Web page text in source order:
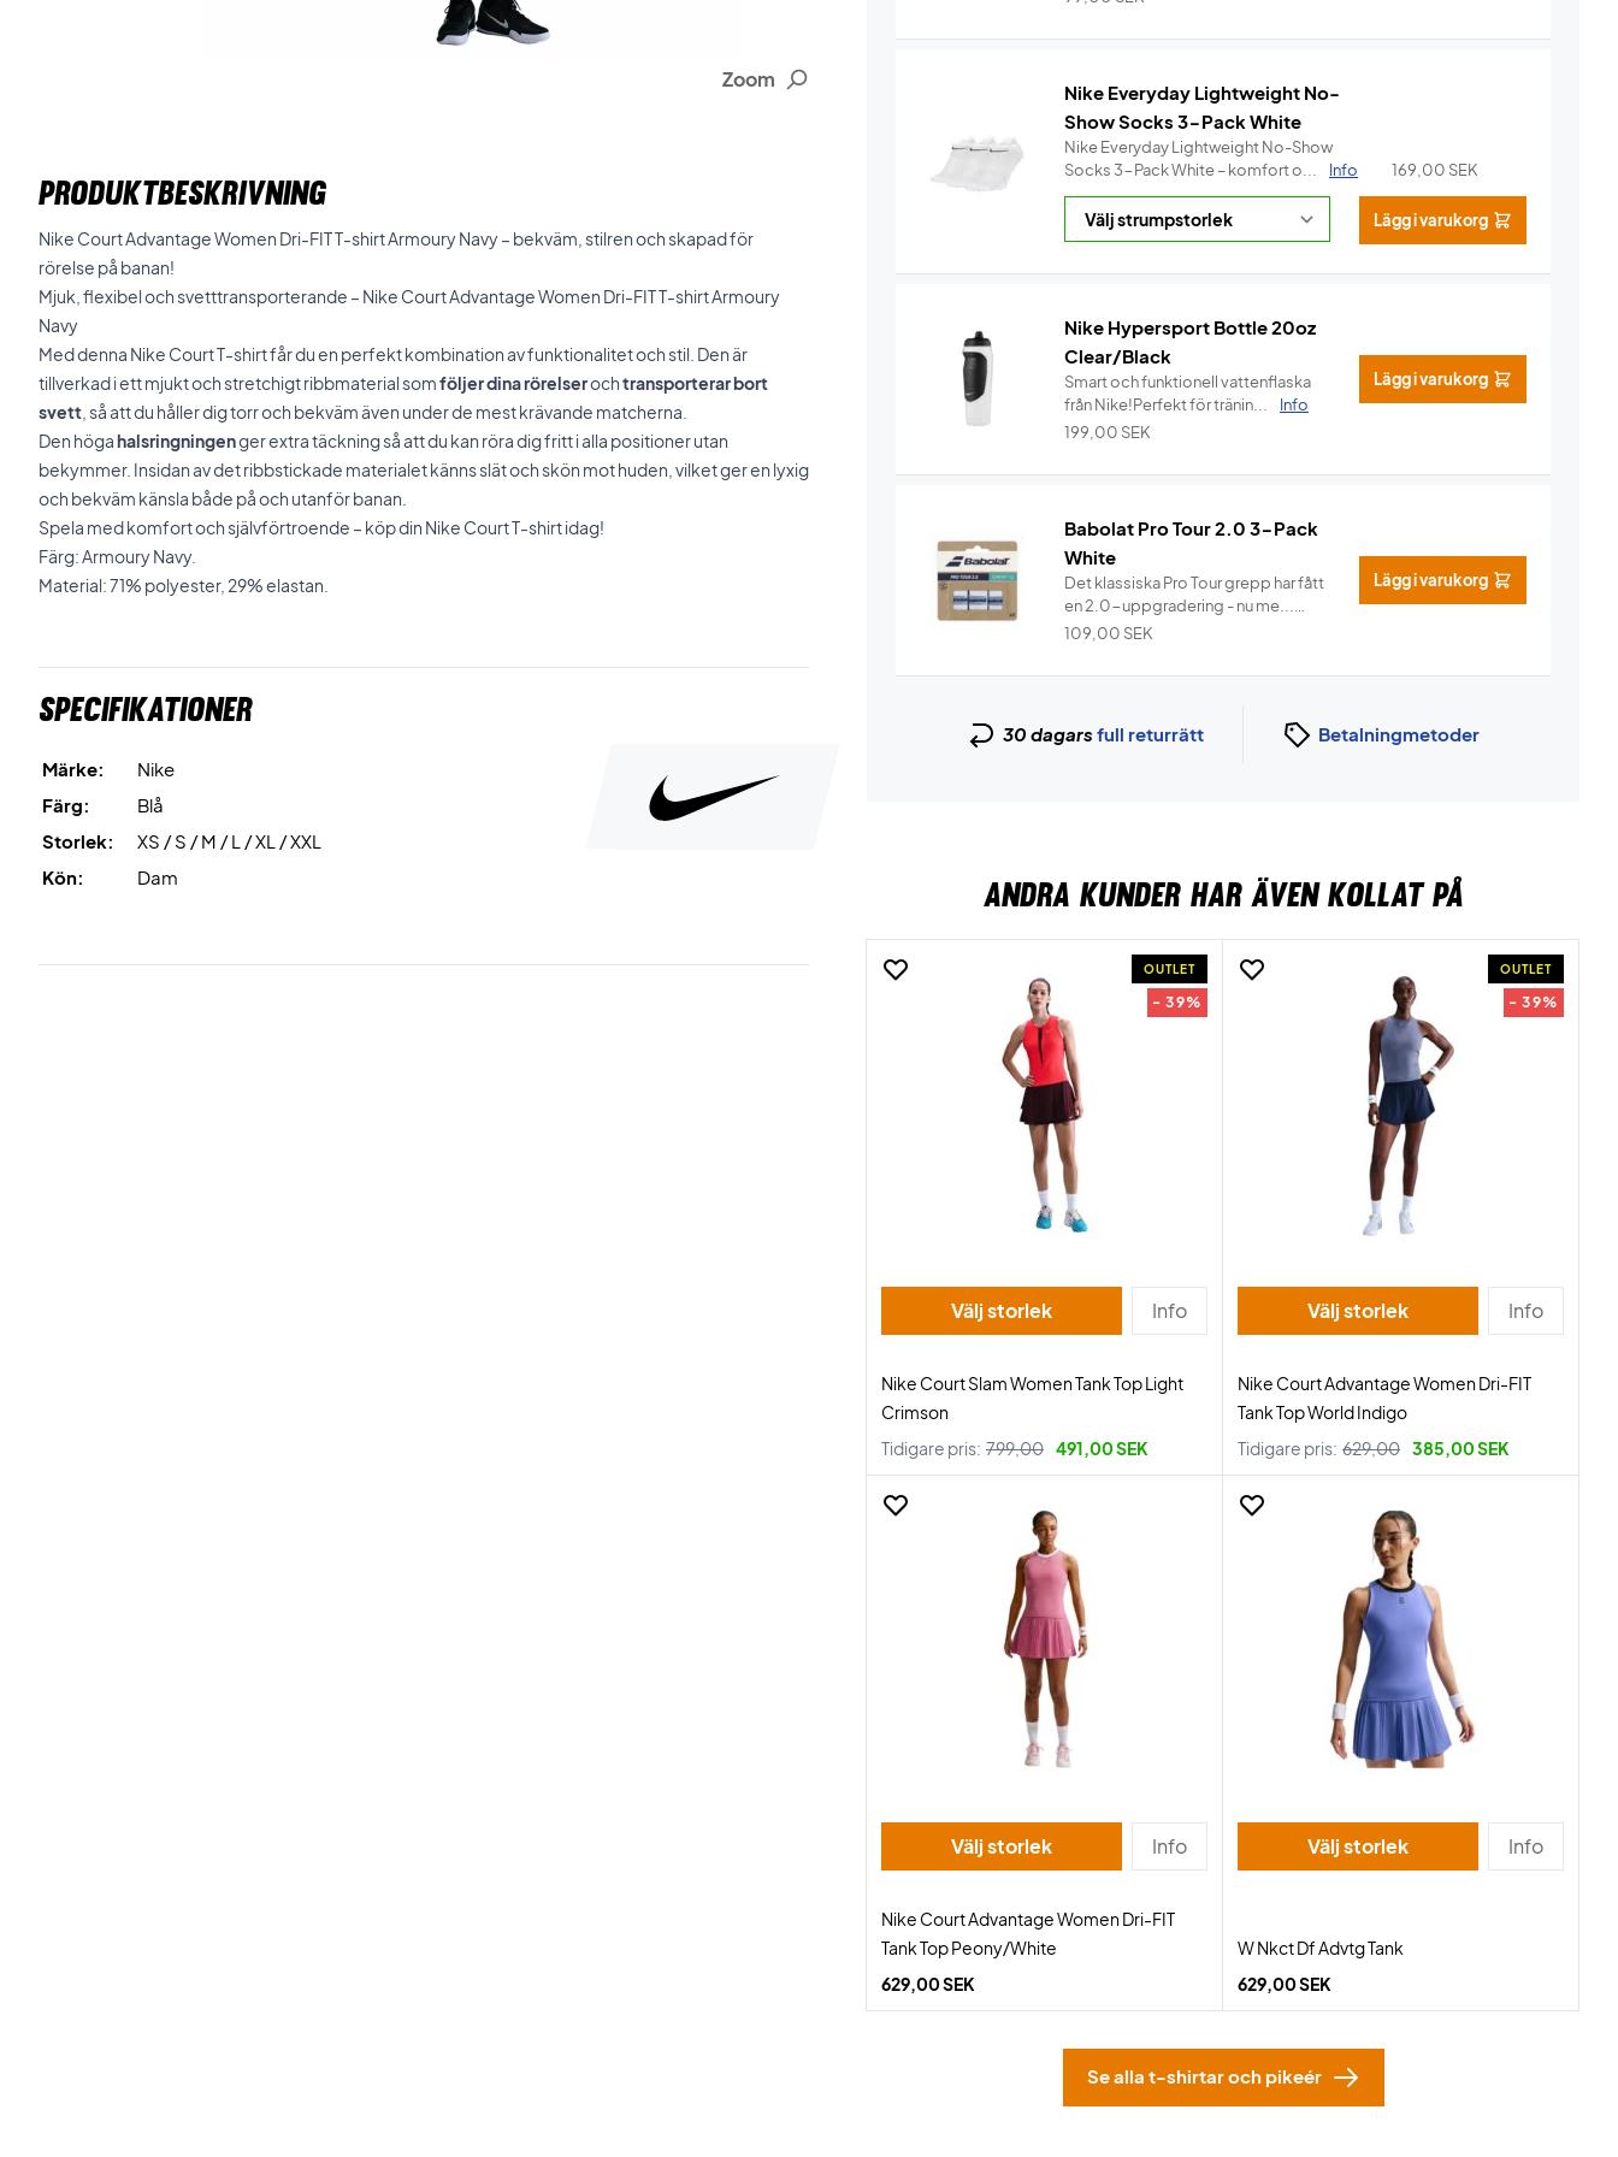
Zoom
PRODUKTBESKRIVNING
Nike Court Advantage Women Dri-FIT T-shirt Armoury Navy – bekväm, stilren och skapad för
rörelse på banan!
Mjuk, flexibel och svetttransporterande – Nike Court Advantage Women Dri-FIT T-shirt Armoury
Navy
Med denna Nike Court T-shirt får du en perfekt kombination av funktionalitet och stil. Den är
tillverkad i ett mjukt och stretchigt ribbmaterial somföljer dina rörelserochtransporterar bort
svett , så att du håller dig torr och bekväm även under de mest krävande matcherna.
Den högahalsringningenger extra täckning så att du kan röra dig fritt i alla positioner utan
bekymmer. Insidan av det ribbstickade materialet känns slät och skön mot huden, vilket ger en lyxig
och bekväm känsla både på och utanför banan.
Spela med komfort och självförtroende – köp din Nike Court T-shirt idag!
Färg: Armoury Navy.
Material: 71% polyester, 29% elastan.
Specifikationer
Märke:
Nike
Färg:
Blå
Storlek:
XS / S / M / L / XL / XXL
Kön:
Dam
Nike Everyday Lightweight No-
Show Socks 3-Pack White
Nike Everyday Lightweight No-Show
Socks 3-Pack White – komfort o...
Info 169,00 SEK
Lägg i varukorg
Nike Hypersport Bottle 20oz
Clear/Black
Smart och funktionell vattenflaska
från Nike!Perfekt för tränin...
Info
199,00 SEK
Lägg i varukorg
Babolat Pro Tour 2.0 3-Pack
White
Det klassiska Pro Tour grepp har fått
en 2.0-uppgradering - nu me...
Info
109,00 SEK
Lägg i varukorg
30 dagars full returrätt Betalningmetoder
ANDRA KUNDER HAR ÄVEN KOLLAT PÅ
OUTLET
- 39%
Välj storlek Info
Nike Court Slam Women Tank Top Light
Crimson
Tidigare pris: 799,00 491,00 SEK
OUTLET
- 39%
Välj storlek Info
Nike Court Advantage Women Dri-FIT
Tank Top World Indigo
Tidigare pris: 629,00 385,00 SEK
Välj storlek Info
Nike Court Advantage Women Dri-FIT
Tank Top Peony/White
629,00 SEK
Välj storlek Info
W Nkct Df Advtg Tank
629,00 SEK
Se alla t-shirtar och pikeér